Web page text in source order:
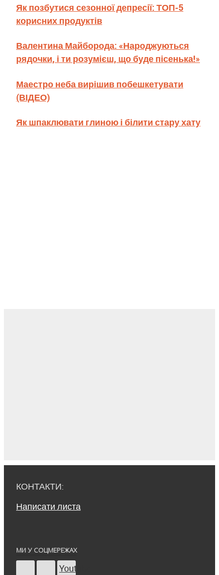
Як позбутися сезонної депресії: ТОП-5
корисних продуктів
Валентина Майборода: «Народжуються
рядочки, і ти розумієш, що буде пісенька!»
Маестро неба вирішив побешкетувати
(ВІДЕО)
Як шпаклювати глиною і білити стару хату
КОНТАКТИ:
Написати листа
МИ У СОЦМЕРЕЖАХ
Youtube